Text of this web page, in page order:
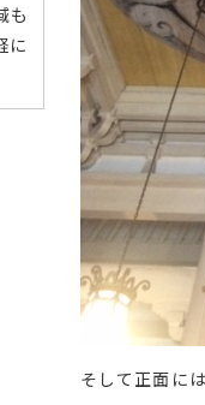
そして正面に
も
に